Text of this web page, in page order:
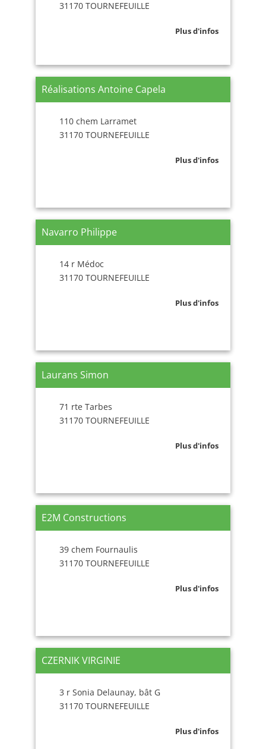
31170 TOURNEFEUILLE
Plus d'infos
Réalisations Antoine Capela
110 chem Larramet
31170 TOURNEFEUILLE
Plus d'infos
Navarro Philippe
14 r Médoc
31170 TOURNEFEUILLE
Plus d'infos
Laurans Simon
71 rte Tarbes
31170 TOURNEFEUILLE
Plus d'infos
E2M Constructions
39 chem Fournaulis
31170 TOURNEFEUILLE
Plus d'infos
CZERNIK VIRGINIE
3 r Sonia Delaunay, bât G
31170 TOURNEFEUILLE
Plus d'infos